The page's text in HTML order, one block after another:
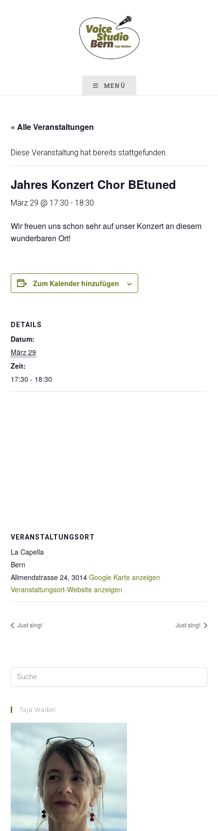
MENÜ
« Alle Veranstaltungen
Diese Veranstaltung hat bereits stattgefunden.
Jahres Konzert Chor BEtuned
März 29 @ 17:30 - 18:30
Wir freuen uns schon sehr auf unser Konzert an diesem
wunderbaren Ort!
Zum Kalender hinzufügen
DETAILS
Datum:
März 29
Zeit:
17:30 - 18:30
VERANSTALTUNGSORT
La Capella
Bern
Allmendstrasse 24, 3014 Google Karte anzeigen
Veranstaltungsort-Website anzeigen
Just sing! Just sing!
Taja Waibel